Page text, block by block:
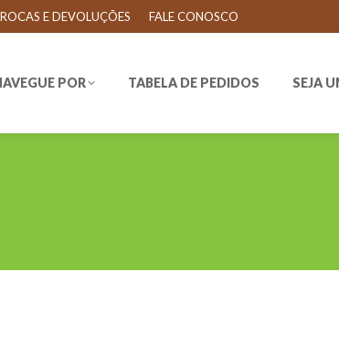
E DEVOLUÇÕES FALE CONOSCO
POR TABELA DE PEDIDOS SEJA
POR TABELA DE PEDIDOS SEJA UM